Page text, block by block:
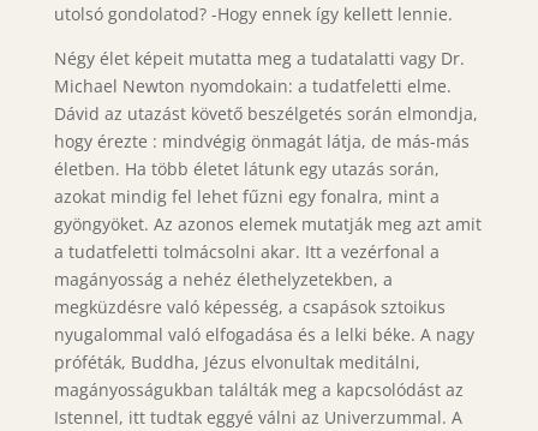
utolsó gondolatod? -Hogy ennek így kellett lennie.
Négy élet képeit mutatta meg a tudatalatti vagy Dr.
Michael Newton nyomdokain: a tudatfeletti elme.
Dávid az utazást követő beszélgetés során elmondja,
hogy érezte : mindvégig önmagát látja, de más-más
életben. Ha több életet látunk egy utazás során,
azokat mindig fel lehet fűzni egy fonalra, mint a
gyöngyöket. Az azonos elemek mutatják meg azt amit
a tudatfeletti tolmácsolni akar. Itt a vezérfonal a
magányosság a nehéz élethelyzetekben, a
megküzdésre való képesség, a csapások sztoikus
nyugalommal való elfogadása és a lelki béke. A nagy
próféták, Buddha, Jézus elvonultak meditálni,
magányosságukban találták meg a kapcsolódást az
Istennel, itt tudtak eggyé válni az Univerzummal. A